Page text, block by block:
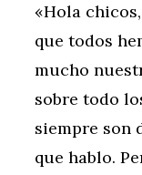
«Hola
que todos
mucho
sobre todo
siempre son
que hablo.